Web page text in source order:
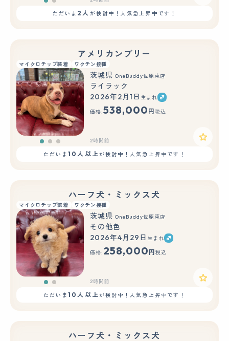
ただいま 2人 が検討中！人気急上昇中です！
アメリカンブリー
マイクロチップ装着 ワクチン接種
もっと見る
茨城県 OneBuddy佐原東店
ライラック
2026年2月1日 生まれ
価格:538,000 円 税込
2時間前
ただいま10人以上が検討中！人気急上昇中です！
ハーフ犬・ミックス犬
マイクロチップ装着 ワクチン接種
もっと見る
茨城県 OneBuddy佐原東店
その他色
2026年4月29日 生まれ
価格: 258,000 円 税込
2時間前
ただいま10人以上が検討中！人気急上昇中です！
ハーフ犬・ミックス犬